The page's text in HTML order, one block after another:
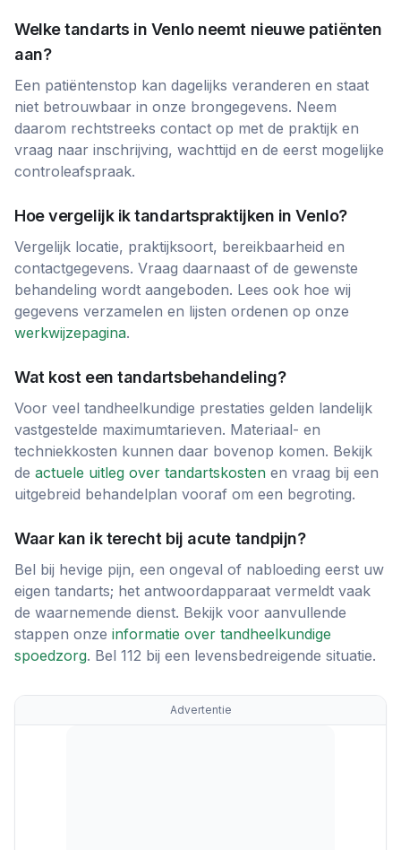
Welke tandarts in Venloneemt nieuwe patiënten
aan?
Een patiëntenstop kan dagelijks veranderen en staat
niet betrouwbaar in onze brongegevens. Neem
daarom rechtstreeks contact op met de praktijk en
vraag naar inschrijving, wachttijd en de eerst mogelijke
controleafspraak.
Hoe vergelijk ik tandartspraktijken inVenlo?
Vergelijk locatie, praktijksoort, bereikbaarheid en
contactgegevens. Vraag daarnaast of de gewenste
behandeling wordt aangeboden. Lees ook hoe wij
gegevens verzamelen en lijsten ordenen op onze
werkwijzepagina.
Wat kost een tandartsbehandeling?
Voor veel tandheelkundige prestaties gelden landelijk
vastgestelde maximumtarieven. Materiaal- en
techniekkosten kunnen daar bovenop komen. Bekijk
de actuele uitleg over tandartskosten en vraag bij een
uitgebreid behandelplan vooraf om een begroting.
Waar kan ik terecht bij acute tandpijn?
Bel bij hevige pijn, een ongeval of nabloeding eerst uw
eigen tandarts; het antwoordapparaat vermeldt vaak
de waarnemende dienst. Bekijk voor aanvullende
stappen onze informatie over tandheelkundige
spoedzorg. Bel 112 bij een levensbedreigende situatie.
Advertentie